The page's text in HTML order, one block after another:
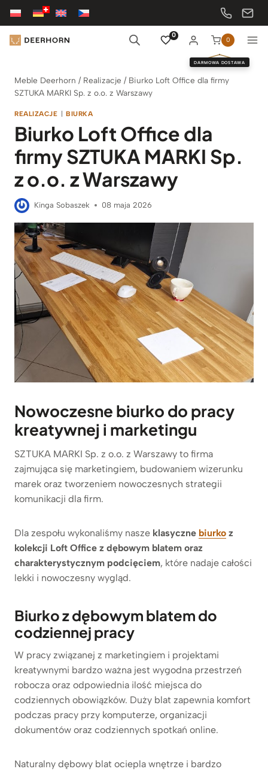
Przejdź
treści
0
0
DARMOWA DOSTAWA
Meble Deerhorn / Realizacje / Biurko Loft Office dla firmy
SZTUKA MARKI Sp. z o.o. z Warszawy
REALIZACJE | BIURKA
Biurko Loft Office dla
firmy SZTUKA MARKI Sp.
z o.o. z Warszawy
Kinga Sobaszek 08 maja 2026
Nowoczesne biurko do pracy
kreatywnej i marketingu
SZTUKA MARKI Sp. z o.o. z Warszawy to firma
zajmująca się marketingiem, budowaniem wizerunku
marek oraz tworzeniem nowoczesnych strategii
komunikacji dla firm.
Dla zespołu wykonaliśmy nasze klasyczne biurko z
kolekcji Loft Office z dębowym blatem oraz
charakterystycznym podcięciem, które nadaje całości
lekki i nowoczesny wygląd.
Biurko z dębowym blatem do
codziennej pracy
W pracy związanej z marketingiem i projektami
kreatywnymi bardzo ważna jest wygodna przestrzeń
robocza oraz odpowiednia ilość miejsca do
codziennych obowiązków. Duży blat zapewnia komfort
podczas pracy przy komputerze, organizacji
dokumentów oraz codziennych spotkań online.
Naturalny dębowy blat ociepla wnętrze i bardzo